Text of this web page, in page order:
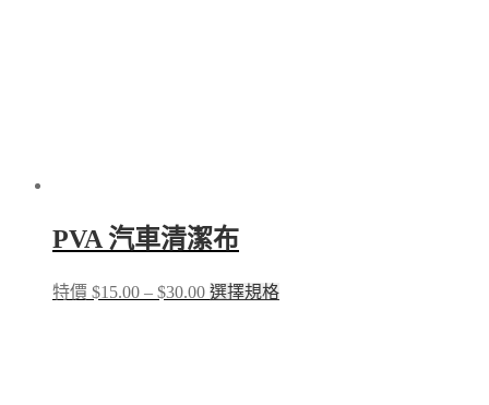
PVA 汽車清潔布
特價 $15.00 – $30.00Price
range:
選擇規格
product